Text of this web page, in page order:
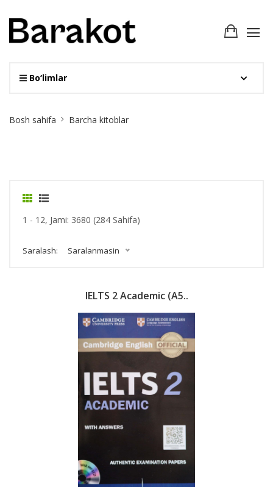
Bo‘limlar
Breadcrumb
Bosh sahifa Barcha kitoblar
1 - 12, Jami: 3680 (284 Sahifa)
Saralash: Saralanmasin
IELTS 2 Academic (A5..